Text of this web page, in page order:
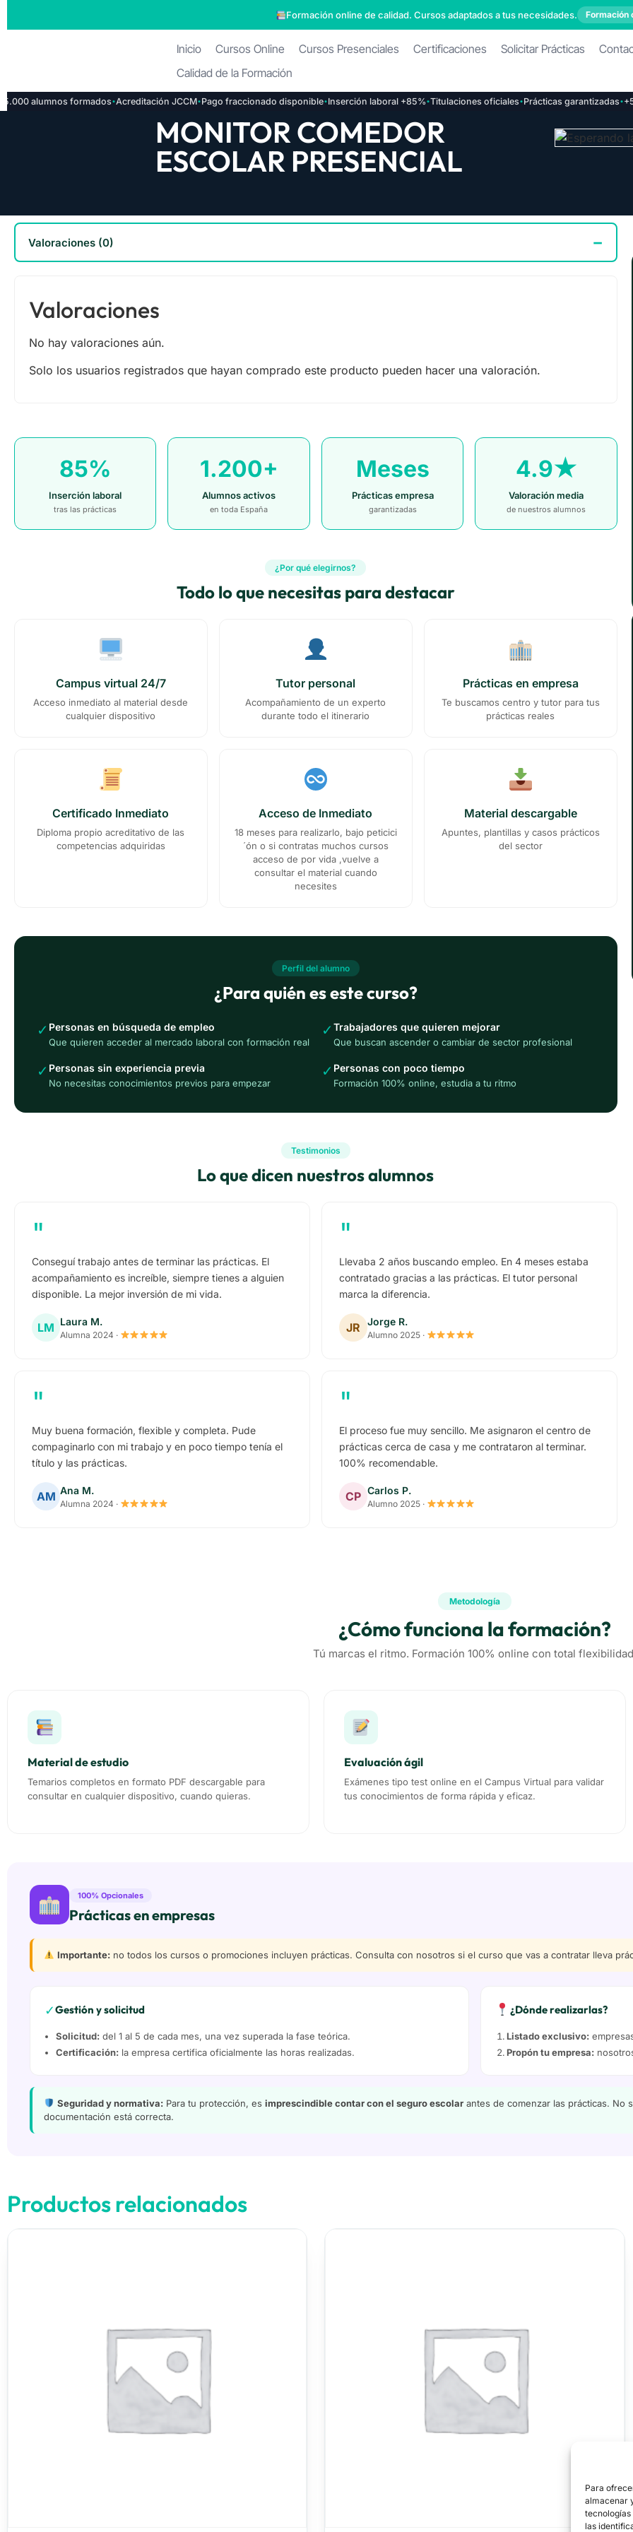
Para
almacenar
las
Formación online de calidad. Cursos adaptados a tus necesidades. Formación
Inicio Cursos Online Cursos Presenciales Certificaciones Solicitar Prácticas
Calidad de la Formación
alumnos formados·Acreditación JCCM·Pago fraccionado disponible·Inserción laboral +85%·Titulaciones oficiales·Prácticas garantizadas·
MONITOR COMEDOR
ESCOLAR PRESENCIAL
Valoraciones (0)
Valoraciones
No hay valoraciones aún.
Solo los usuarios registrados que hayan comprado este producto pueden hacer una valoración.
85%
Inserción laboral
tras las prácticas
1.200+
Alumnos activos
en toda España
Meses
Prácticas empresa
garantizadas
4.9★
Valoración media
de nuestros alumnos
¿Por qué elegirnos?
Todo lo que necesitas para destacar
Campus virtual 24/7
Acceso inmediato al material desde
cualquier dispositivo
Tutor personal
Acompañamiento de un experto
durante todo el itinerario
Prácticas en empresa
Te buscamos centro y tutor para tus
prácticas reales
Certificado Inmediato
Diploma propio acreditativo de las
competencias adquiridas
Acceso de Inmediato
18 meses para realizarlo, bajo peticici
´ón o si contratas muchos cursos
acceso de por vida ,vuelve a
consultar el material cuando
necesites
Material descargable
Apuntes, plantillas y casos prácticos
del sector
Perfil del alumno
¿Para quién es este curso?
✓ Personas en búsqueda de empleo
Que quieren acceder al mercado laboral con formación real
✓ Trabajadores que quieren mejorar
Que buscan ascender o cambiar de sector profesional
✓ Personas sin experiencia previa
No necesitas conocimientos previos para empezar
✓ Personas con poco tiempo
Formación 100% online, estudia a tu ritmo
Testimonios
Lo que dicen nuestros alumnos
"
Conseguí trabajo antes de terminar las prácticas. El
acompañamiento es increíble, siempre tienes a alguien
disponible. La mejor inversión de mi vida.
LM Laura M.
Alumna 2024 ·
"
Llevaba 2 años buscando empleo. En 4 meses estaba
contratado gracias a las prácticas. El tutor personal
marca la diferencia.
JR Jorge R.
Alumno 2025 ·
"
Muy buena formación, flexible y completa. Pude
compaginarlo con mi trabajo y en poco tiempo tenía el
título y las prácticas.
AM Ana M.
Alumna 2024 ·
"
El proceso fue muy sencillo. Me asignaron el centro de
prácticas cerca de casa y me contrataron al terminar.
100% recomendable.
CP Carlos P.
Alumno 2025 ·
Metodología
¿Cómo funciona la formación?
Tú marcas el ritmo. Formación 100% online con total
Material de estudio
Temarios completos en formato PDF descargable para
consultar en cualquier dispositivo, cuando quieras.
Evaluación ágil
Exámenes tipo test online en el Campus Virtual para validar
tus conocimientos de forma rápida y eficaz.
100% Opcionales
Prácticas en empresas
Importante:no todos los cursos o promociones incluyen prácticas. Consulta con nosotros si el curso que vas a contratar lleva
✓Gestión y solicitud
Solicitud: del 1 al 5 de cada mes, una vez superada la fase teórica.
Certificación: la empresa certifica oficialmente las horas realizadas.
¿Dónde realizarlas?
Listado exclusivo:
Propón tu empresa:
Seguridad y normativa:Para tu protección, es imprescindible contar con el seguro escolarantes de comenzar las prácticas. No
documentación está correcta.
Productos relacionados